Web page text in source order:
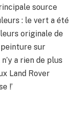
source
: le vert a été
originale de
peinture sur
a rien de plus
Land Rover
!’